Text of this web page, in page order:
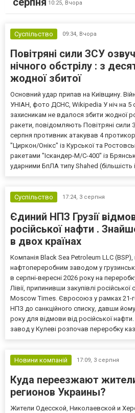
10:25, Вчора
Суспільство 09:34, Вчора
Повітряні сили ЗСУ
нічного обстрілу : з
жодної збитої
Основний удар припав на Київщину.
УНІАН, фото ДСНС, Wikipedia У ніч на 5
захисникам не вдалося збити жодної
ракети, повідомляють Повітряні сили
серпня противник атакував 4
"Циркон/Онікс" із Курської та
ракетами "Іскандер-М/С-400" із
ударними БпЛА типу Shahed (більшість
Суспільство 17:24, 3 серпня
Єдиний НПЗ Грузії
російської нафти .
в двох країнах
Компанія Black Sea Petroleum LLC
нафтопереробним заводом у
в серпні-вересні 2026 року на
Лівії, припинивши закупівлі
Moscow Times. Євросоюз у рамках 21-
НПЗ до санкційного списку, давши
року для відмови від російської
завод у Кулеві розпочав переробку
Новини компаній 17:09, 3 серпня
Куда переезжают
регионов Украины?
Жители Одесской, Николаевской и